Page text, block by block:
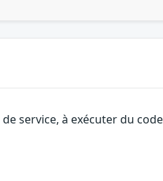
service, à exécuter du